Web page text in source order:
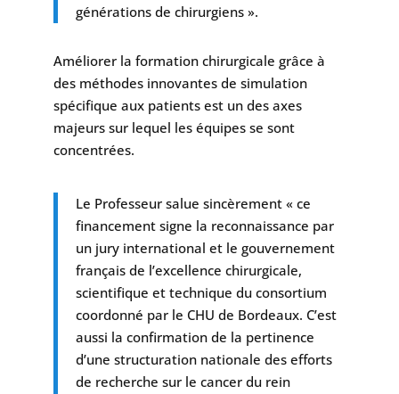
générations de chirurgiens ».
Améliorer la formation chirurgicale grâce à
des méthodes innovantes de simulation
spécifique aux patients est un des axes
majeurs sur lequel les équipes se sont
concentrées.
Le Professeur salue sincèrement « ce
financement signe la reconnaissance par
un jury international et le gouvernement
français de l’excellence chirurgicale,
scientifique et technique du consortium
coordonné par le CHU de Bordeaux. C’est
aussi la confirmation de la pertinence
d’une structuration nationale des efforts
de recherche sur le cancer du rein